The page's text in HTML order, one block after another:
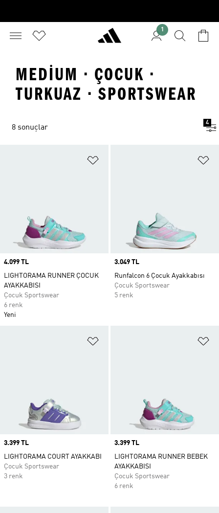
1
MEDIUM · ÇOCUK ·
TURKUAZ · SPORTSWEAR
8 sonuçlar
4
Price
4.099 TL
LIGHTORAMA RUNNER ÇOCUK
AYAKKABISI
Çocuk Sportswear
6 renk
Yeni
Price
3.049 TL
Runfalcon 6 Çocuk Ayakkabısı
Çocuk Sportswear
5 renk
Price
3.399 TL
LIGHTORAMA COURT AYAKKABI
Çocuk Sportswear
3 renk
Price
3.399 TL
LIGHTORAMA RUNNER BEBEK
AYAKKABISI
Çocuk Sportswear
6 renk